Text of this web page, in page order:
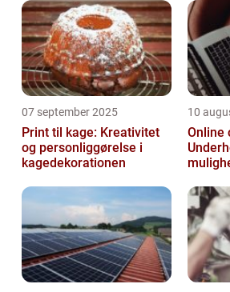
07 september 2025
Print til kage: Kreativitet
og personliggørelse i
kagedekorationen
10
Online